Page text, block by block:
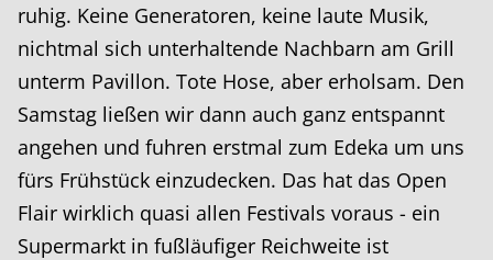
ruhig. Keine Generatoren, keine laute Musik,
nichtmal sich unterhaltende Nachbarn am Grill
unterm Pavillon. Tote Hose, aber erholsam. Den
Samstag ließen wir dann auch ganz entspannt
angehen und fuhren erstmal zum Edeka um uns
fürs Frühstück einzudecken. Das hat das Open
Flair wirklich quasi allen Festivals voraus - ein
Supermarkt in fußläufiger Reichweite ist